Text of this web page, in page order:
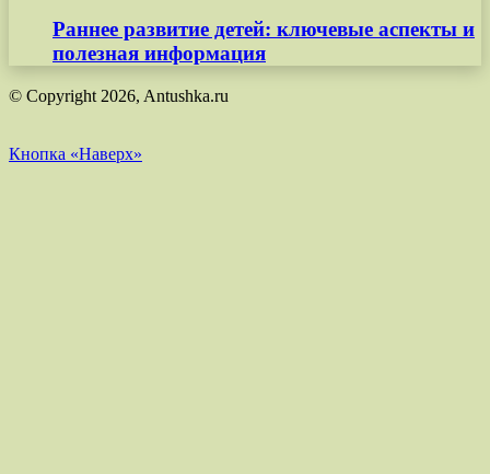
Раннее развитие детей: ключевые аспекты и
полезная информация
© Copyright 2026, Antushka.ru
Кнопка «Наверх»